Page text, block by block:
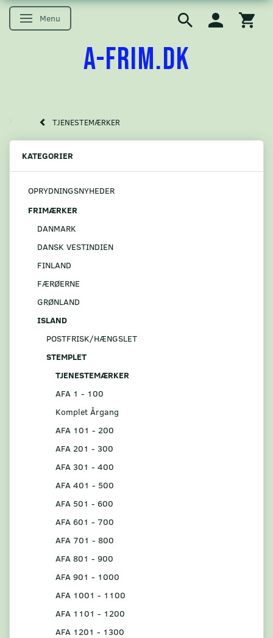
Skifte navigation
Menu
A-FRIM.DK
TJENESTEMÆRKER
KATEGORIER
OPRYDNINGSNYHEDER
FRIMÆRKER
DANMARK
DANSK VESTINDIEN
FINLAND
FÆRØERNE
GRØNLAND
ISLAND
POSTFRISK/HÆNGSLET
STEMPLET
TJENESTEMÆRKER
AFA 1 - 100
Komplet Årgang
AFA 101 - 200
AFA 201 - 300
AFA 301 - 400
AFA 401 - 500
AFA 501 - 600
AFA 601 - 700
AFA 701 - 800
AFA 801 - 900
AFA 901 - 1000
AFA 1001 - 1100
AFA 1101 - 1200
AFA 1201 - 1300